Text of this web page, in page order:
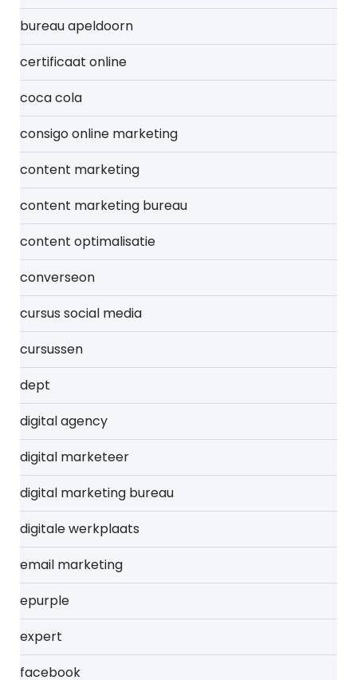
bureau apeldoorn
certificaat online
coca cola
consigo online marketing
content marketing
content marketing bureau
content optimalisatie
converseon
cursus social media
cursussen
dept
digital agency
digital marketeer
digital marketing bureau
digitale werkplaats
email marketing
epurple
expert
facebook